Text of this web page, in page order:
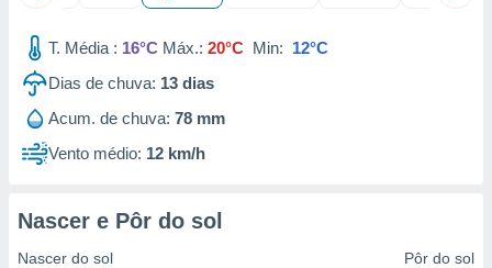
T. Média : 16°C Máx.: 20°C Min: 12°C
Dias de chuva: 13 dias
Acum. de chuva: 78 mm
Vento médio: 12 km/h
Nascer e Pôr do sol
Nascer do sol Pôr do sol